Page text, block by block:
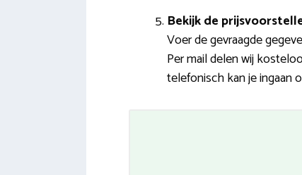
Bekijk de
Voer de gevraagde
Per mail delen wij
telefonisch kan je ingaan